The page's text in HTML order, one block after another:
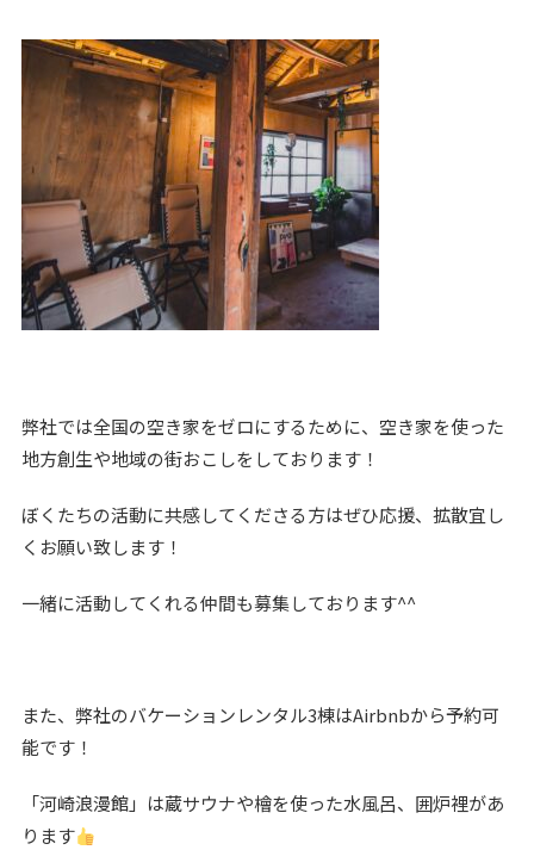
弊社では全国の空き家をゼロにするために、空き家を使った
地方創生や地域の街おこしをしております！
ぼくたちの活動に共感してくださる方はぜひ応援、拡散宜し
くお願い致します！
一緒に活動してくれる仲間も募集しております^^
また、弊社のバケーションレンタル3棟はAirbnbから予約可
能です！
「河崎浪漫館」は蔵サウナや檜を使った水風呂、囲炉裡があ
ります